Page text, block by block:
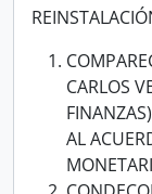
CARLOS
AL